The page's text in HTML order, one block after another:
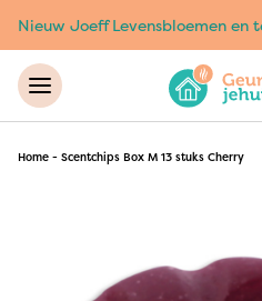
Nieuw Joeff Levensbloemen en
Home - Scentchips Box M 13 stuks Cherry